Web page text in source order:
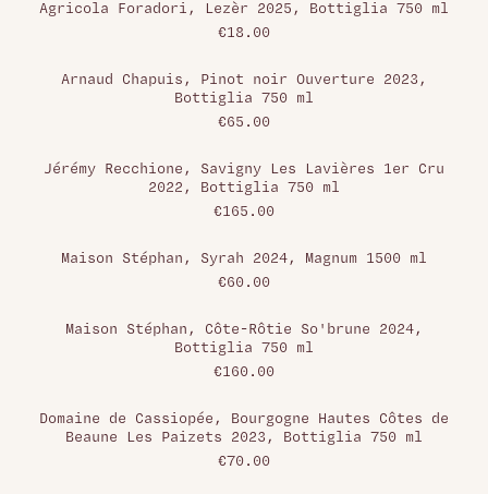
Agricola Foradori, Lezèr 2025, Bottiglia 750 ml
€18.00
Arnaud Chapuis, Pinot noir Ouverture 2023,
Bottiglia 750 ml
€65.00
Jérémy Recchione, Savigny Les Lavières 1er Cru
2022, Bottiglia 750 ml
€165.00
Maison Stéphan, Syrah 2024, Magnum 1500 ml
€60.00
Maison Stéphan, Côte-Rôtie So'brune 2024,
Bottiglia 750 ml
€160.00
Domaine de Cassiopée, Bourgogne Hautes Côtes de
Beaune Les Paizets 2023, Bottiglia 750 ml
€70.00